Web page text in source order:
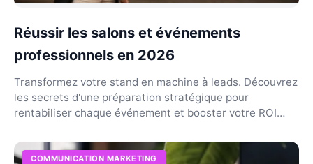
Réussir les salons et événements
professionnels en 2026
Transformez votre stand en machine à leads. Découvrez
les secrets d'une préparation stratégique pour
rentabiliser chaque événement et booster votre ROI
COMMUNICATION MARKETING